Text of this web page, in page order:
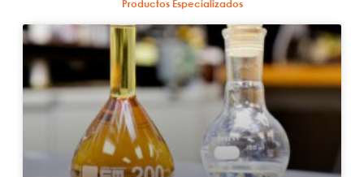
Productos Especializados